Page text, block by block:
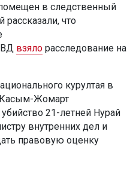
в следственный
что
взяло расследование на
курултая в
Жомарт
убийство 21-летней Нурай
внутренних дел и
правовую оценку